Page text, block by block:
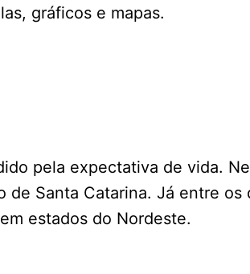
gráficos e mapas.
pela expectativa de vida.
de Santa Catarina. Já entre os
estados do Nordeste.